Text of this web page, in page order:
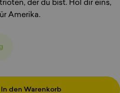
der du bist. Hol dir eins,
Amerika.
In den Warenkorb